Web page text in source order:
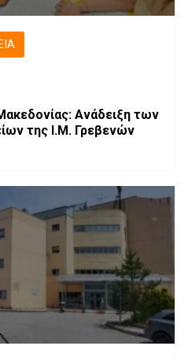
Ανάδειξη των